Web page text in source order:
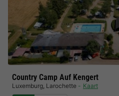
Country Camp Auf Kengert
Luxemburg, Larochette Kaart